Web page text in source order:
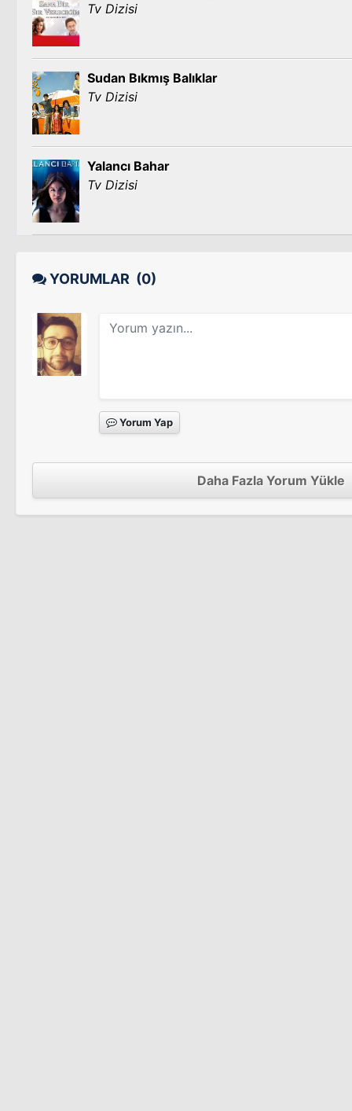
Tv Dizisi
Sudan Bıkmış Balıklar
Tv Dizisi
Yalancı Bahar
Tv Dizisi
YORUMLAR (0)
Yorum Yap
Daha Fazla Yorum Yükle